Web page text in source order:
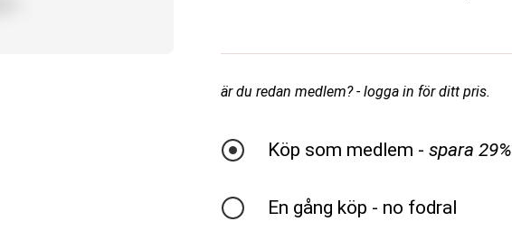
är du redan medlem? - logga in för ditt pris.
Köp som medlem - spara 29%
En gång köp - no fodral